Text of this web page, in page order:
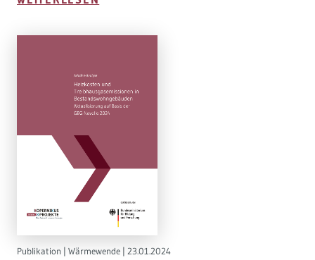
Publikation | Wärmewende | 23.01.2024